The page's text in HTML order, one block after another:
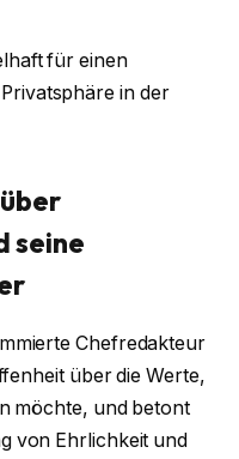
für einen
in der
seine
Chefredakteur
über die Werte,
möchte, und betont
von Ehrlichkeit und